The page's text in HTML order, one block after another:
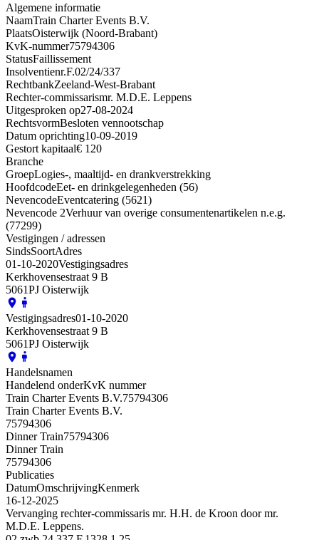
Algemene informatie
NaamTrain Charter Events B.V.
PlaatsOisterwijk (Noord-Brabant)
KvK-nummer75794306
StatusFaillissement
Insolventienr.F.02/24/337
RechtbankZeeland-West-Brabant
Rechter-commissarismr. M.D.E. Leppens
Uitgesproken op27-08-2024
RechtsvormBesloten vennootschap
Datum oprichting10-09-2019
Gestort kapitaal€ 120
Branche
GroepLogies-, maaltijd- en drankverstrekking
HoofdcodeEet- en drinkgelegenheden (56)
NevencodeEventcatering (5621)
Nevencode 2Verhuur van overige consumentenartikelen n.e.g.
(77299)
Vestigingen / adressen
SindsSoortAdres
01-10-2020Vestigingsadres
Kerkhovensestraat 9 B
5061PJ Oisterwijk
Vestigingsadres01-10-2020
Kerkhovensestraat 9 B
5061PJ Oisterwijk
Handelsnamen
Handelend onderKvK nummer
Train Charter Events B.V.75794306
Train Charter Events B.V.
75794306
Dinner Train75794306
Dinner Train
75794306
Publicaties
DatumOmschrijvingKenmerk
16-12-2025
Vervanging rechter-commissaris mr. H.H. de Kroon door mr.
M.D.E. Leppens.